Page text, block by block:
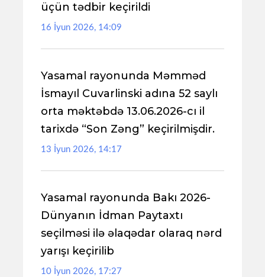
üçün tədbir keçirildi
16 İyun 2026, 14:09
Yasamal rayonunda Məmməd
İsmayıl Cuvarlinski adına 52 saylı
orta məktəbdə 13.06.2026-cı il
tarixdə “Son Zəng” keçirilmişdir.
13 İyun 2026, 14:17
Yasamal rayonunda Bakı 2026-
Dünyanın İdman Paytaxtı
seçilməsi ilə əlaqədar olaraq nərd
yarışı keçirilib
10 İyun 2026, 17:27